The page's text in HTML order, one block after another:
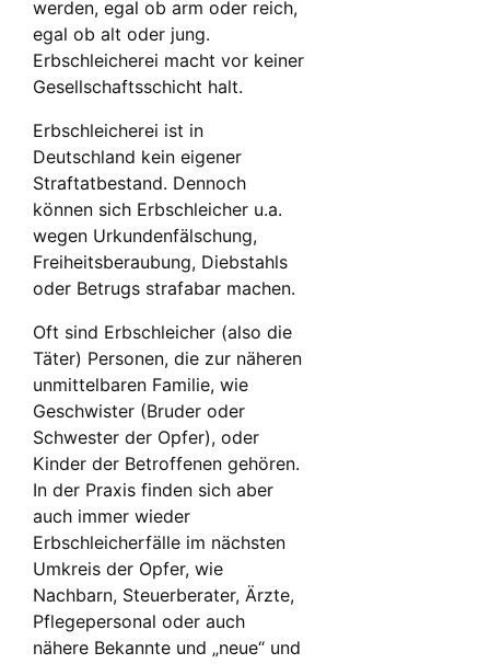
werden, egal ob arm oder reich,
egal ob alt oder jung.
Erbschleicherei macht vor keiner
Gesellschaftsschicht halt.
Erbschleicherei ist in
Deutschland kein eigener
Straftatbestand. Dennoch
können sich Erbschleicher u.a.
wegen Urkundenfälschung,
Freiheitsberaubung, Diebstahls
oder Betrugs strafabar machen.
Oft sind Erbschleicher (also die
Täter) Personen, die zur näheren
unmittelbaren Familie, wie
Geschwister (Bruder oder
Schwester der Opfer), oder
Kinder der Betroffenen gehören.
In der Praxis finden sich aber
auch immer wieder
Erbschleicherfälle im nächsten
Umkreis der Opfer, wie
Nachbarn, Steuerberater, Ärzte,
Pflegepersonal oder auch
nähere Bekannte und „neue“ und